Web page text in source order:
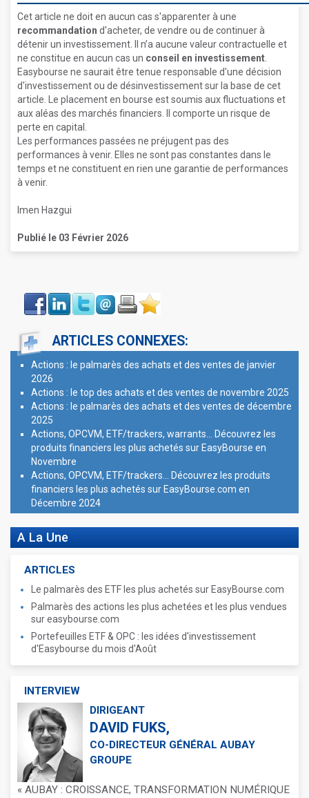
Cet article ne doit en aucun cas s'apparenter à une
recommandation d'acheter, de vendre ou de continuer à
détenir un investissement. Il n’a aucune valeur contractuelle et
ne constitue en aucun cas un conseil en investissement
Easybourse ne saurait être tenue responsable d'une décision
d'investissement ou de désinvestissement sur la base de cet
article. Le placement en bourse est soumis aux fluctuations et
aux aléas des marchés financiers. Il comporte un risque de
perte en capital.
Les performances passées ne préjugent pas des
performances à venir. Elles ne sont pas constantes dans le
temps et ne constituent en rien une garantie de performances
à venir.
Imen Hazgui
Publié le 03 Février 2026
Face
book
LinkIn Twitter Envoyer ImprimerFavoris
ARTICLES CONNEXES:
Actions : le palmarès des achats et des ventes de janvier
2026
Actions : le top des achats et des ventes de novembre 2025
Actions : le palmarès des achats et des ventes de décembre
2025
Actions, OPCVM, ETF/trackers, warrants... Découvrez les
produits financiers les plus achetés sur EasyBourse en
Novembre
Actions, OPCVM, ETF/trackers... Découvrez les produits
financiers les plus achetés sur EasyBourse.com en
Décembre 2024
A La Une
ARTICLES
Le palmarès des ETF les plus achetés sur EasyBourse.com
Palmarès des actions les plus achetées et les plus vendues
sur easybourse.com
Portefeuilles ETF & OPC : les idées d'investissement
d'Easybourse du mois d'Août
INTERVIEW
DIRIGEANT
DAVID FUKS,
CO-DIRECTEUR GÉNÉRAL AUBAY
GROUPE
« AUBAY : CROISSANCE, TRANSFORMATION NUMÉRIQUE